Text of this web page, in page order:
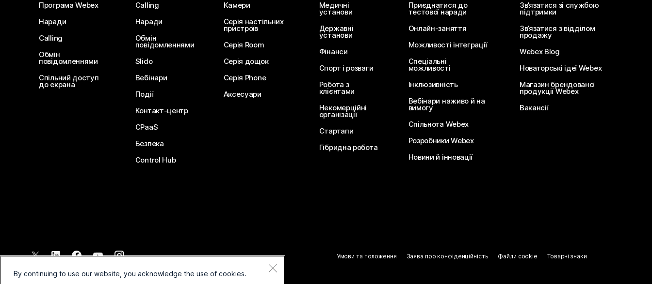
Програма Webex
Наради
Calling
Обмін
повідомленнями
Спільний доступ
до екрана
Calling
Наради
Обмін
повідомленнями
Slido
Вебінари
Події
Контакт-центр
CPaaS
Безпека
Control Hub
Камери
Серія настільних
пристроїв
Серія Room
Серія дощок
Серія Phone
Аксесуари
Медичні
установи
Державні
установи
Фінанси
Спорт і розваги
Робота з
клієнтами
Некомерційні
організації
Стартапи
Гібридна робота
Приєднатися до
тестової наради
Онлайн-заняття
Можливості інтеграції
Спеціальні
можливості
Інклюзивність
Вебінари наживо й на
вимогу
Спільнота Webex
Розробники Webex
Новини й інновації
Зв’язатися зі службою
підтримки
Зв’язатися з відділом
продажу
Webex Blog
Новаторські ідеї Webex
Магазин брендованої
продукції Webex
Вакансії
2026 Cisco і (або) афілійовані компанії. Усі права захищено.
Умови та положення Заява про конфіденційність Файли cookie Товарні знаки
By continuing to use our website, you acknowledge the use of cookies.